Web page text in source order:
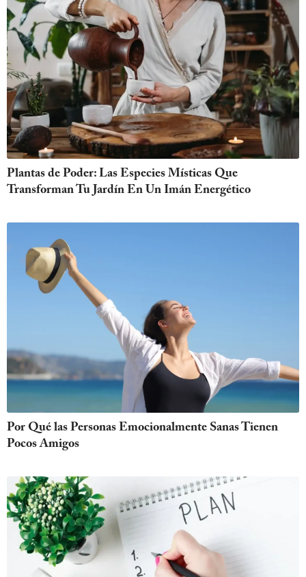
Plantas de Poder: Las Especies Místicas Que
Transforman Tu Jardín En Un Imán Energético
Por Qué las Personas Emocionalmente Sanas Tienen
Pocos Amigos